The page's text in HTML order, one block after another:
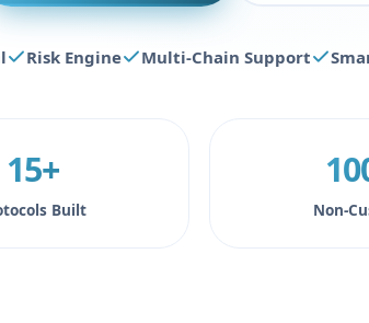
Risk Engine Multi-Chain Support
15+
Built Non-